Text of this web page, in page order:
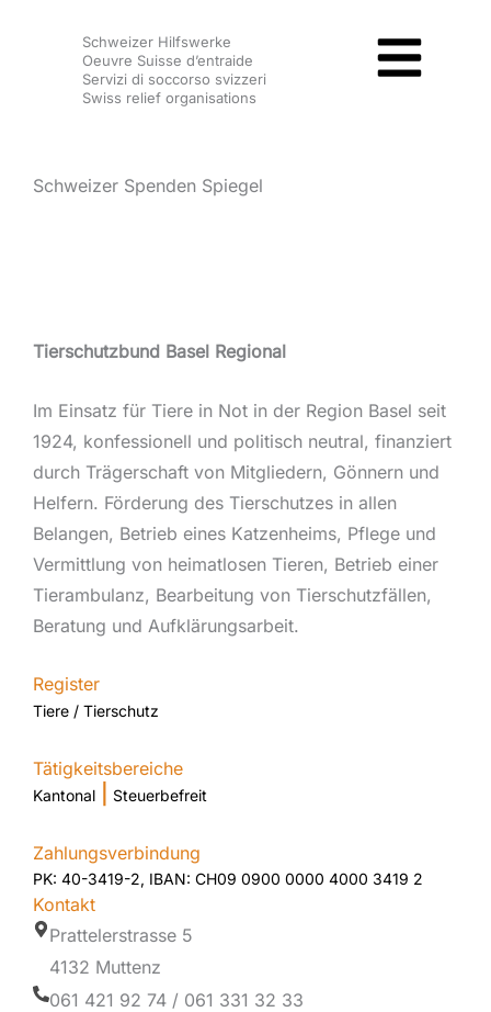
Schweizer Hilfswerke
Oeuvre Suisse d’entraide
Servizi di soccorso svizzeri
Swiss relief organisations
Schweizer Spenden Spiegel
Tierschutzbund Basel Regional
Im Einsatz für Tiere in Not in der Region Basel seit
1924, konfessionell und politisch neutral, finanziert
durch Trägerschaft von Mitgliedern, Gönnern und
Helfern. Förderung des Tierschutzes in allen
Belangen, Betrieb eines Katzenheims, Pflege und
Vermittlung von heimatlosen Tieren, Betrieb einer
Tierambulanz, Bearbeitung von Tierschutzfällen,
Beratung und Aufklärungsarbeit.
Register
Tiere / Tierschutz
Tätigkeitsbereiche
Kantonal Steuerbefreit
Zahlungsverbindung
PK: 40-3419-2, IBAN: CH09 0900 0000 4000 3419 2
Kontakt
Prattelerstrasse 5
4132 Muttenz
061 421 92 74 / 061 331 32 33